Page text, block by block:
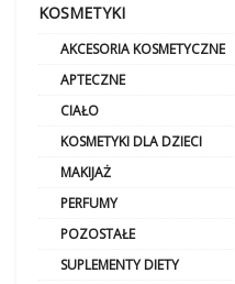
KOSMETYKI
AKCESORIA KOSMETYCZNE
APTECZNE
CIAŁO
KOSMETYKI DLA DZIECI
MAKIJAŻ
PERFUMY
POZOSTAŁE
SUPLEMENTY DIETY